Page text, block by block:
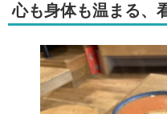
心も身体も温まる、